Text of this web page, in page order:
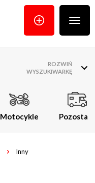
menu
Motocykle Pozostałe
ROZWIŃ
WYSZUKIWARKĘ
Inny